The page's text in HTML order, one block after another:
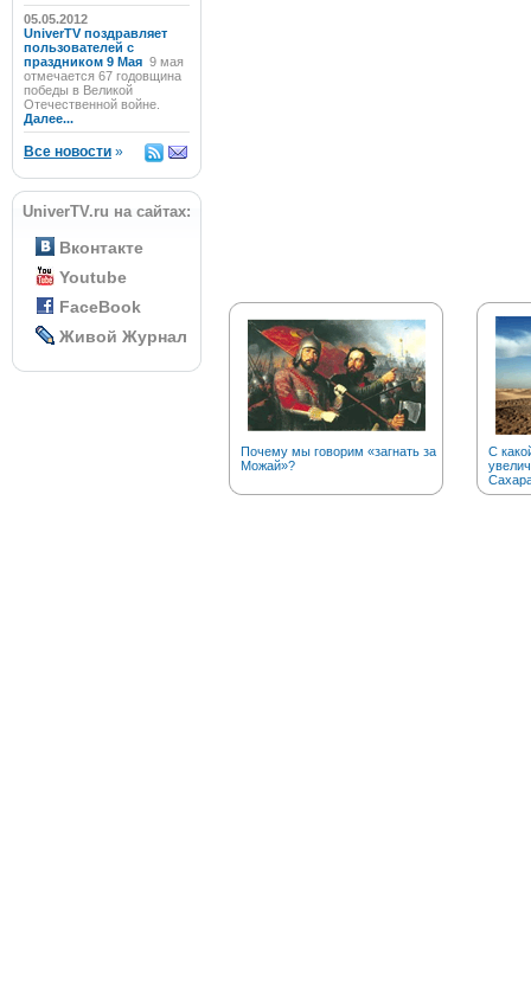
05.05.2012
UniverTV поздравляет
пользователей с
праздником 9 Мая 9 мая
отмечается 67 годовщина
победы в Великой
Отечественной войне.
Далее...
Все новости »
UniverTV.ru на сайтах:
Вконтакте
Youtube
FaceBook
Живой Журнал
Почему мы говорим «загнать за
Можай»?
С